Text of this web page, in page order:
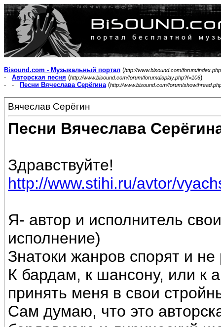
Bisound.com - Музыкальный портал (http://www.bisound.com/forum/index.php
- Авторская песня (http://www.bisound.com/forum/forumdisplay.php?f=106)
- -
Песни Вячеслава Серёгина(http://www.bisound.com/forum/
Вячеслав Серёгин
Песни Вячеслава
Здравствуйте!
http://www.stihi.ru/avtor/
Я- автор и исполнитель
исполнение)
Знатоки жанров спорят и
К бардам, к шансону, или к
принять меня в свои
Сам думаю, что это